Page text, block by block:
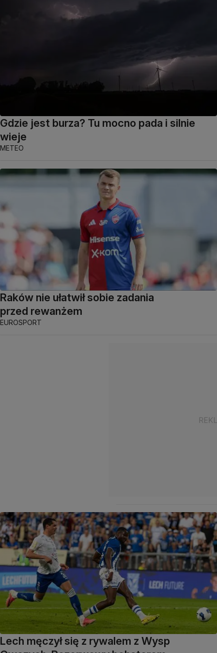
Gdzie jest burza? Tu mocno pada i silnie
wieje
METEO
Raków nie ułatwił sobie zadania
przed rewanżem
EUROSPORT
Lech męczył się z rywalem z Wysp